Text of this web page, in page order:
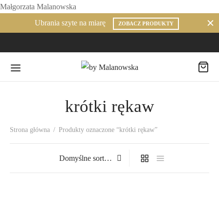
Małgorzata Malanowska
Ubrania szyte na miarę
ZOBACZ PRODUKTY
krótki rękaw
Strona główna / Produkty oznaczone “krótki rękaw”